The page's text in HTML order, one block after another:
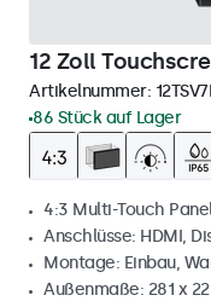
12 Zoll
Artikelnummer:
86 Stück auf Lager
4:3 Multi-Touch
Anschlüsse: HDMI,
Montage: Einbau,
Außenmaße: 281 x